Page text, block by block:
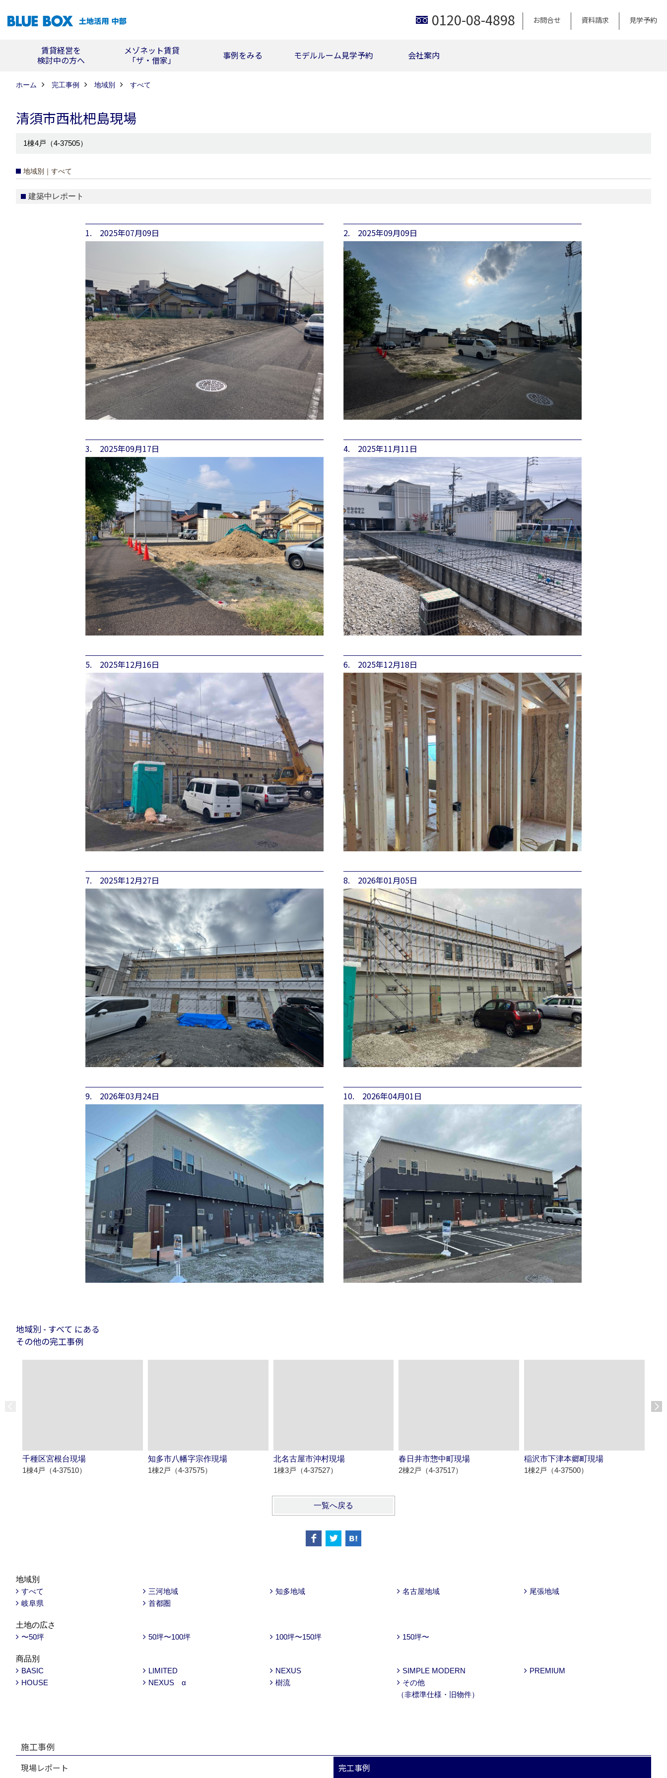
0120-08-4898 お問合せ 資料請求 見学予約
賃貸経営を
検討中の方へ
メゾネット賃貸
「ザ・借家」
事例をみる モデルルーム見学予約 会社案内
ホーム 完工事例 地域別 すべて
清須市西枇杷島現場
1棟4戸（4-37505）
地域別｜すべて
建築中レポート
1. 2025年07月09日 2. 2025年09月09日
3. 2025年09月17日 4. 2025年11月11日
5. 2025年12月16日 6. 2025年12月18日
7. 2025年12月27日 8. 2026年01月05日
9. 2026年03月24日 10. 2026年04月01日
地域別 - すべて にある
その他の完工事例
千種区宮根台現場
1棟4戸（4-37510）
知多市八幡字宗作現場
1棟2戸（4-37575）
北名古屋市沖村現場
1棟3戸（4-37527）
春日井市惣中町現場
2棟2戸（4-37517）
稲沢市下津本郷町現場
1棟2戸（4-37500）
一覧へ戻る
地域別
すべて
三河地域 知多地域 名古屋地域
尾張地域
岐阜県
首都圏
土地の広さ
〜50坪
50坪〜100坪 100坪〜150坪 150坪〜
商品別
BASIC
LIMITED NEXUS SIMPLE MODERN
PREMIUM
HOUSE
NEXUS α 樹流
その他
（非標準仕様・旧物件）
施工事例
現場レポート 完工事例